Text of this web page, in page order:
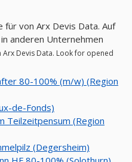
von Arx Devis Data. Auf
anderen Unternehmen
Devis Data. Look for opened
80-100% (m/w) (Region
de-Fonds)
Teilzeitpensum (Region
(Degersheim)